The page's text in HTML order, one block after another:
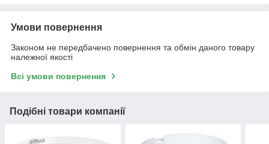
Умови повернення
Законом не передбачено повернення та обмін даного товару
належної якості
Всі умови повернення
Подібні товари компанії